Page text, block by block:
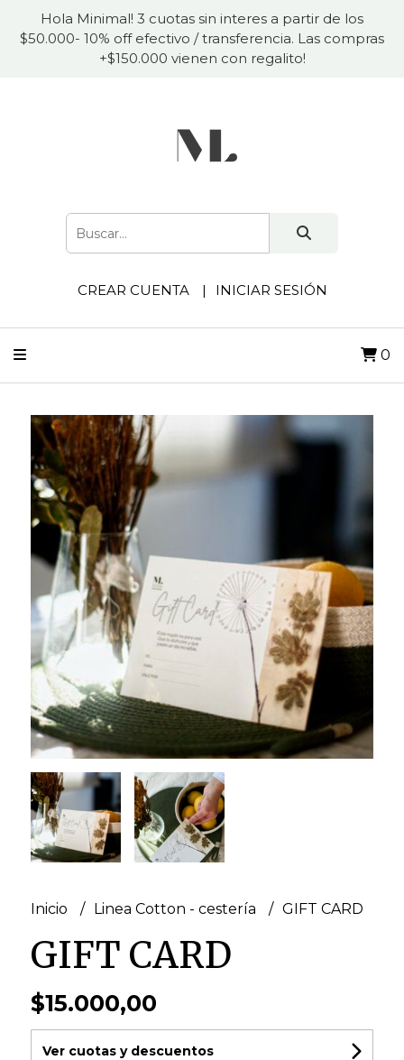
Hola Minimal! 3 cuotas sin interes a partir de los
$50.000- 10% off efectivo / transferencia. Las compras
+$150.000 vienen con regalito!
CREAR CUENTA INICIAR SESIÓN
0
Inicio Linea Cotton - cestería GIFT CARD
GIFT CARD
$15.000,00
Ver cuotas y descuentos